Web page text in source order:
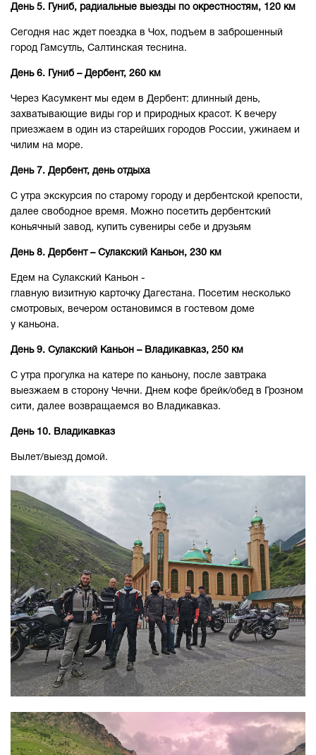
День 5. Гуниб, радиальные выезды по окрестностям, 120 км
Сегодня нас ждет поездка в Чох, подъем в заброшенный
город Гамсутль, Салтинская теснина.
День 6. Гуниб – Дербент, 260 км
Через Касумкент мы едем в Дербент: длинный день,
захватывающие виды гор и природных красот. К вечеру
приезжаем в один из старейших городов России, ужинаем и
чилим на море.
День 7. Дербент, день отдыха
С утра экскурсия по старому городу и дербентской крепости,
далее свободное время. Можно посетить дербентский
коньячный завод, купить сувениры себе и друзьям
День 8. Дербент – Сулакский Каньон, 230 км
Едем на Сулакский Каньон -
главную визитную карточку Дагестана. Посетим несколько
смотровых, вечером остановимся в гостевом доме
у каньона.
День 9. Сулакский Каньон – Владикавказ, 250 км
С утра прогулка на катере по каньону, после завтрака
выезжаем в сторону Чечни. Днем кофе брейк/обед в Грозном
сити, далее возвращаемся во Владикавказ.
День 10. Владикавказ
Вылет/выезд домой.